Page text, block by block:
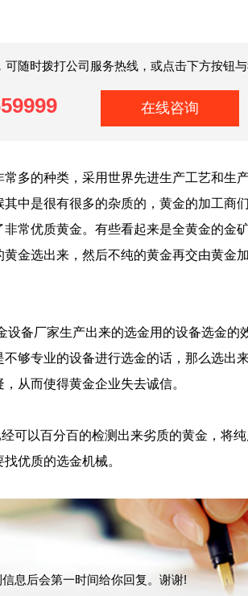
随时拨打公司服务热线，或点击下方按钮与
在线咨询
的种类，采用世界先进生产工艺和生
中是很有很多的杂质的，黄金的加工商
常优质黄金。有些看起来是全黄金的金
金选出来，然后不纯的黄金再交由黄金
备厂家生产出来的选金用的设备选金的
够专业的设备进行选金的话，那么选出
从而使得黄金企业失去诚信。
以百分百的检测出来劣质的黄金，将
找优质的选金机械。
息后会第一时间给你回复。谢谢!